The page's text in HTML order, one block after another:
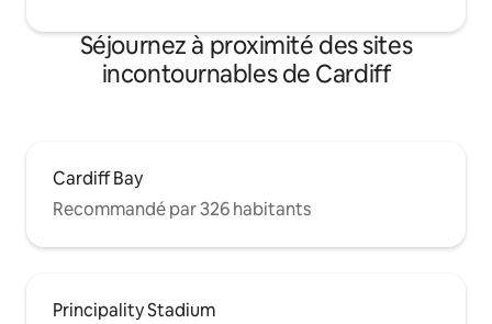
Séjournez à proximité des sites
incontournables de Cardiff
Cardiff Bay
Recommandé par 326 habitants
Principality Stadium